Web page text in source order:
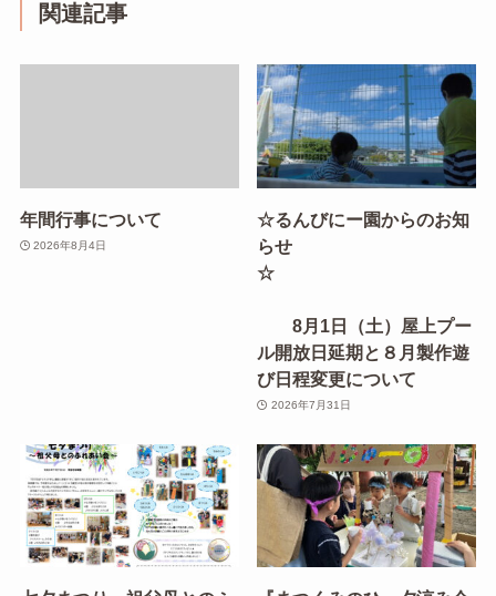
関連記事
年間行事について
2026年8月4日
☆るんびにー園からのお知
らせ
☆
8月1日（土）屋上プー
ル開放日延期と８月製作遊
び日程変更について
2026年7月31日